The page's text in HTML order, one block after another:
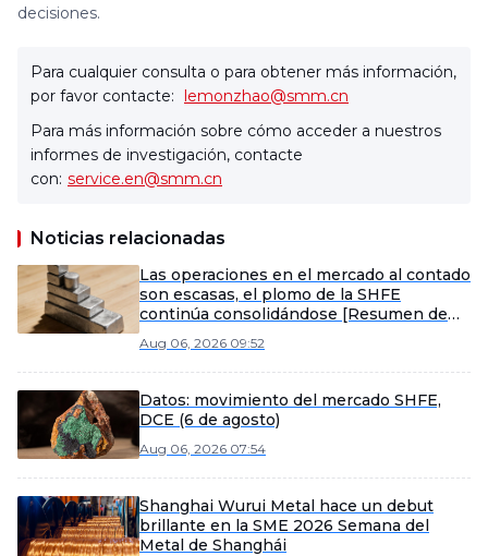
decisiones.
Para cualquier consulta o para obtener más información,
por favor contacte: lemonzhao@smm.cn
Para más información sobre cómo acceder a nuestros
informes de investigación, contacte
con: service.en@smm.cn
Noticias relacionadas
Las operaciones en el mercado al contado
son escasas, el plomo de la SHFE
continúa consolidándose [Resumen de
Aug 06, 2026 09:52
Datos: movimiento del mercado SHFE,
DCE (6 de agosto)
Aug 06, 2026 07:54
Shanghai Wurui Metal hace un debut
brillante en la SME 2026 Semana del
Metal de Shanghái